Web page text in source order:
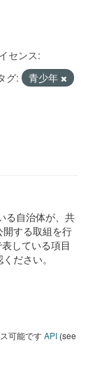
センス:
グ:
青少年
る自治体が、共
する取組を行
している項目
ださい。
可能ですAPI (see